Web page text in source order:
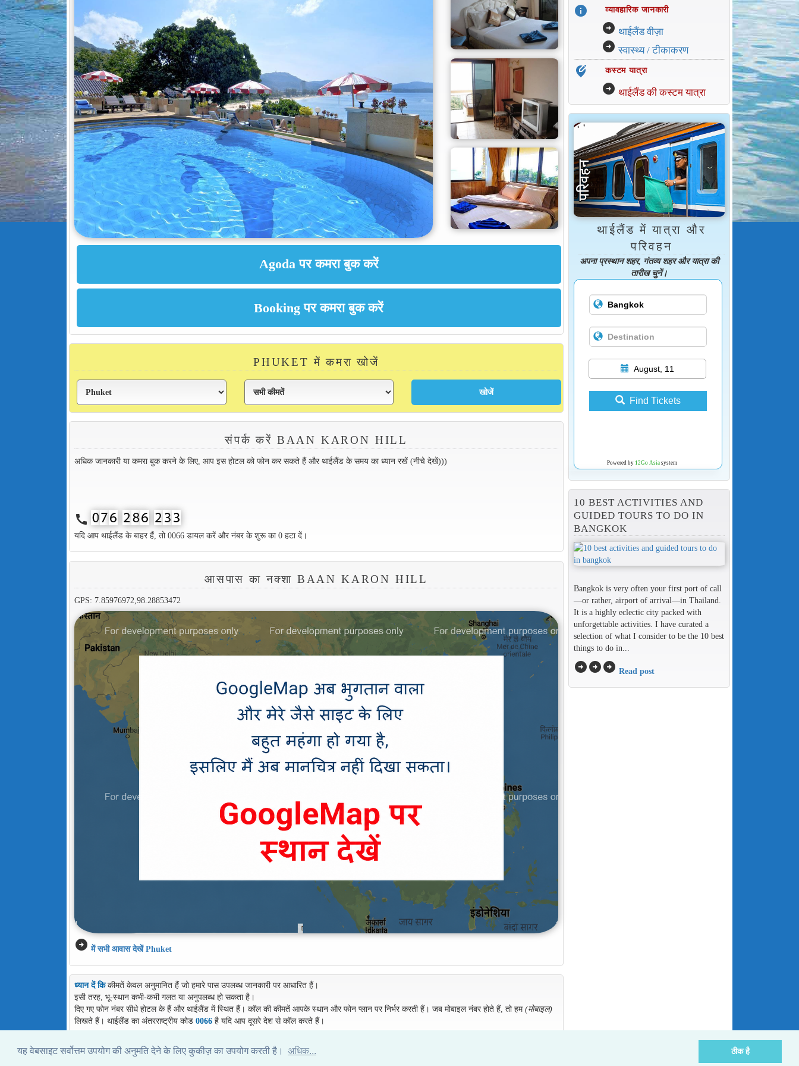
यह वेबसाइट सर्वोत्तम उपयोग की अनुमति देने के लिए कुकीज़ का उपयोग करती है। अधिक... ठीक है
PHUKET में कमरा खोजें
संपर्क करें BAAN KARON HILL
अधिक जानकारी या कमरा बुक करने के लिए, आप इस होटल को फोन कर सकते हैं और थाईलैंड के समय का ध्यान रखें (नीचे देखें)))
call
यदि आप थाईलैंड के बाहर हैं, तो 0066 डायल करें और नंबर के शुरू का 0 हटा दें।
आसपास का नक्शा BAAN KARON HILL
GPS: 7.85976972,98.28853472
arrow_circle_right में सभी आवास देखें Phuket
ध्यान दें किकीमतें केवल अनुमानित हैं जो हमारे पास उपलब्ध जानकारी पर आधारित हैं।
इसी तरह, भू-स्थान कभी-कभी गलत या अनुपलब्ध हो सकता है।
दिए गए फोन नंबर सीधे होटल के हैं और थाईलैंड में स्थित हैं। कॉल की कीमतें आपके स्थान और फोन प्लान पर निर्भर करती हैं। जब मोबाइल नंबर होते हैं, तो हम(मोबाइल)
लिखते हैं। थाईलैंड का अंतरराष्ट्रीय कोड 0066है यदि आप दूसरे देश से कॉल करते हैं।
info व्यावहारिक जानकारी
arrow_circle_right थाईलैंड वीज़ा
arrow_circle_right स्वास्थ्य / टीकाकरण
edit_location_alt कस्टम यात्रा
arrow_circle_right थाईलैंड की कस्टम यात्रा
थाईलैंड में यात्रा और
परिवहन
अपना प्रस्थान शहर, गंतव्य शहर और यात्रा की
तारीख चुनें।
August, 11
Find Tickets
Powered by 12Go Asiasystem
10 BEST ACTIVITIES AND
GUIDED TOURS TO DO IN
BANGKOK
Bangkok is very often your first port of call
—or rather, airport of arrival—in Thailand.
It is a highly eclectic city packed with
unforgettable activities. I have curated a
selection of what I consider to be the 10 best
things to do in...
arrow_circle_rightarrow_circle_rightarrow_circle_right Read post
थाईलैंड के होटलों की सूची